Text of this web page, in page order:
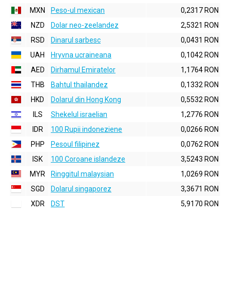
MXN
Peso-ul mexican
0,2317 RON
NZD
Dolar neo-zeelandez
2,5321 RON
RSD
Dinarul sarbesc
0,0431 RON
UAH
Hryvna ucraineana
0,1042 RON
AED
Dirhamul Emiratelor
1,1764 RON
THB
Bahtul thailandez
0,1332 RON
HKD
Dolarul din Hong Kong
0,5532 RON
ILS
Shekelul israelian
1,2776 RON
IDR
100 Rupii indoneziene
0,0266 RON
PHP
Pesoul filipinez
0,0762 RON
ISK
100 Coroane islandeze
3,5243 RON
MYR
Ringgitul malaysian
1,0269 RON
SGD
Dolarul singaporez
3,3671 RON
XDR
DST 5,9170 RON